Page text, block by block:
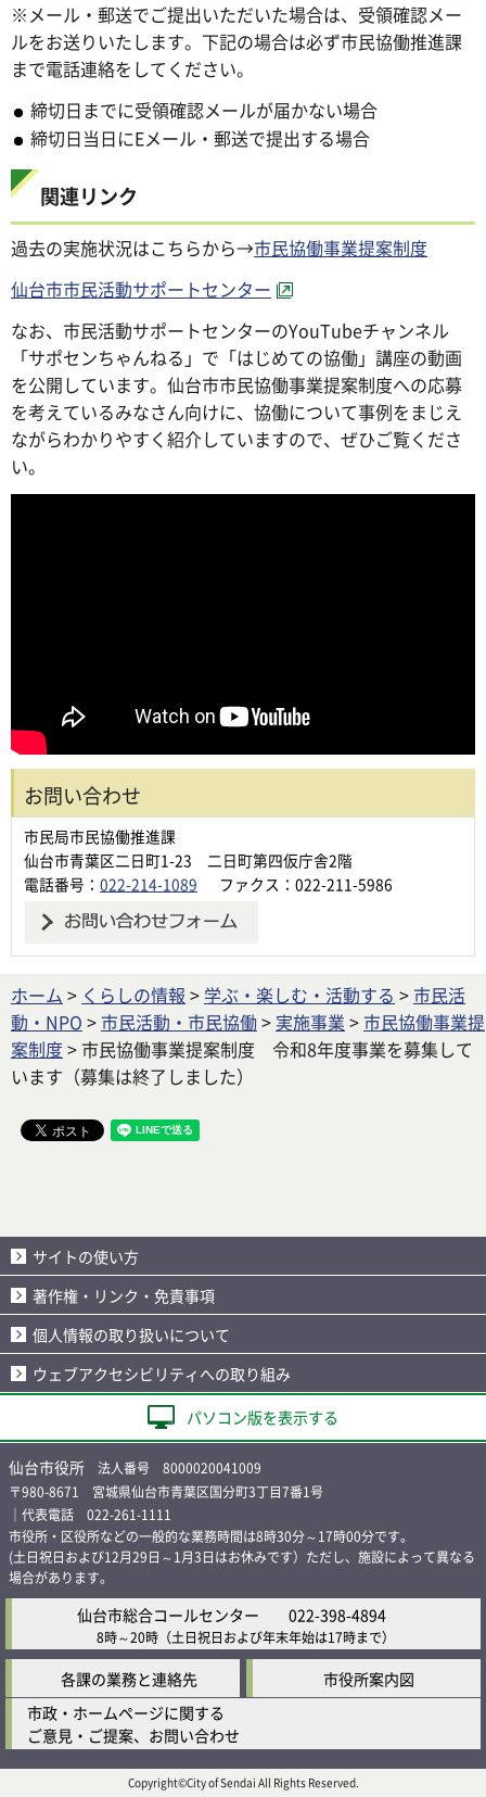
※メール・郵送でご提出いただいた場合は、受領確認メー
ルをお送りいたします。下記の場合は必ず市民協働推進課
まで電話連絡をしてください。
締切日までに受領確認メールが届かない場合
締切日当日にEメール・郵送で提出する場合
関連リンク
過去の実施状況はこちらから→市民協働事業提案制度
仙台市市民活動サポートセンター
なお、市民活動サポートセンターのYouTubeチャンネル
「サポセンちゃんねる」で「はじめての協働」講座の動画
を公開しています。仙台市市民協働事業提案制度への応募
を考えているみなさん向けに、協働について事例をまじえ
ながらわかりやすく紹介していますので、ぜひご覧くださ
い。
お問い合わせ
市民局市民協働推進課
仙台市青葉区二日町1-23 二日町第四仮庁舎2階
電話番号： 022-214-1089 ファクス：022-211-5986
ホーム > くらしの情報 > 学ぶ・楽しむ・活動する >市民活
動・NPO >市民活動・市民協働> 実施事業 >市民協働事業提
案制度 > 市民協働事業提案制度 令和8年度事業を募集して
います（募集は終了しました）
サイトの使い方
著作権・リンク・免責事項
個人情報の取り扱いについて
ウェブアクセシビリティへの取り組み
パソコン版を表示する
仙台市役所 法人番号 8000020041009
〒980-8671 宮城県仙台市青葉区国分町3丁目7番1号
｜代表電話 022-261-1111
市役所・区役所などの一般的な業務時間は8時30分～17時00分です。
(土日祝日および12月29日～1月3日はお休みです）ただし、施設によって異なる
場合があります。
仙台市総合コールセンター 022-398-4894
8時～20時 （土日祝日および年末年始は17時まで）
各課の業務と連絡先
市役所案内図
市政・ホームページに関する
ご意見・ご提案、お問い合わせ
Copyright©City of Sendai All Rights Reserved.